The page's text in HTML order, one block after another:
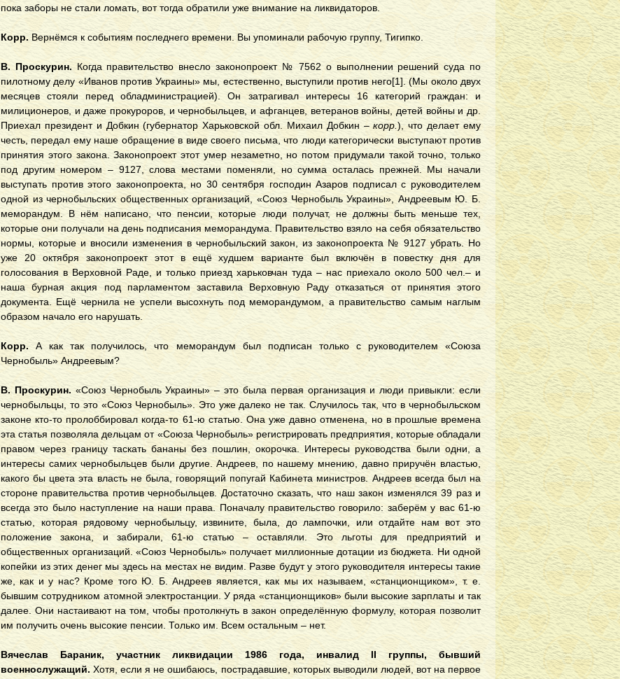
пока заборы не стали ломать, вот тогда обратили уже внимание на ликвидаторов.
Корр. Вернёмся к событиям последнего времени. Вы упоминали рабочую группу, Тигипко.
В. Проскурин. Когда правительство внесло законопроект № 7562 о выполнении решений суда по
пилотному делу «Иванов против Украины» мы, естественно, выступили против него[1]. (Мы около двух
месяцев стояли перед обладминистрацией). Он затрагивал интересы 16 категорий граждан: и
милиционеров, и даже прокуроров, и чернобыльцев, и афганцев, ветеранов войны, детей войны и др.
Приехал президент и Добкин (губернатор Харьковской обл. Михаил Добкин –корр.), что делает ему
честь, передал ему наше обращение в виде своего письма, что люди категорически выступают против
принятия этого закона. Законопроект этот умер незаметно, но потом придумали такой точно, только
под другим номером – 9127, слова местами поменяли, но сумма осталась прежней. Мы начали
выступать против этого законопроекта, но 30 сентября господин Азаров подписал с руководителем
одной из чернобыльских общественных организаций, «Союз Чернобыль Украины», Андреевым Ю. Б.
меморандум. В нём написано, что пенсии, которые люди получат, не должны быть меньше тех,
которые они получали на день подписания меморандума. Правительство взяло на себя обязательство
нормы, которые и вносили изменения в чернобыльский закон, из законопроекта № 9127 убрать. Но
уже 20 октября законопроект этот в ещё худшем варианте был включён в повестку дня для
голосования в Верховной Раде, и только приезд харьковчан туда – нас приехало около 500 чел.– и
наша бурная акция под парламентом заставила Верховную Раду отказаться от принятия этого
документа. Ещё чернила не успели высохнуть под меморандумом, а правительство самым наглым
образом начало его нарушать.
Корр. А как так получилось, что меморандум был подписан только с руководителем «Союза
Чернобыль» Андреевым?
В. Проскурин. «Союз Чернобыль Украины» – это была первая организация и люди привыкли: если
чернобыльцы, то это «Союз Чернобыль». Это уже далеко не так. Случилось так, что в чернобыльском
законе кто-то пролоббировал когда-то 61-ю статью. Она уже давно отменена, но в прошлые времена
эта статья позволяла дельцам от «Союза Чернобыль» регистрировать предприятия, которые обладали
правом через границу таскать бананы без пошлин, окорочка. Интересы руководства были одни, а
интересы самих чернобыльцев были другие. Андреев, по нашему мнению, давно приручён властью,
какого бы цвета эта власть не была, говорящий попугай Кабинета министров. Андреев всегда был на
стороне правительства против чернобыльцев. Достаточно сказать, что наш закон изменялся 39 раз и
всегда это было наступление на наши права. Поначалу правительство говорило: заберём у вас 61-ю
статью, которая рядовому чернобыльцу, извините, была, до лампочки, или отдайте нам вот это
положение закона, и забирали, 61-ю статью – оставляли. Это льготы для предприятий и
общественных организаций. «Союз Чернобыль» получает миллионные дотации из бюджета. Ни одной
копейки из этих денег мы здесь на местах не видим. Разве будут у этого руководителя интересы такие
же, как и у нас? Кроме того Ю. Б. Андреев является, как мы их называем, «станционщиком», т. е.
бывшим сотрудником атомной электростанции. У ряда «станционщиков» были высокие зарплаты и так
далее. Они настаивают на том, чтобы протолкнуть в закон определённую формулу, которая позволит
им получить очень высокие пенсии. Только им. Всем остальным – нет.
Вячеслав Бараник, участник ликвидации 1986 года, инвалид II группы, бывший
военнослужащий. Хотя, если я не ошибаюсь, пострадавшие, которых выводили людей, вот на первое